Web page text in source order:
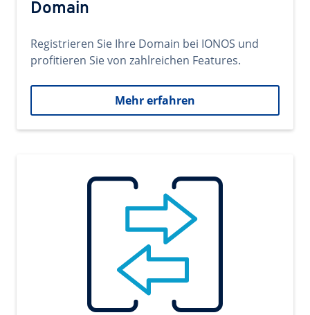
Domain
Registrieren Sie Ihre Domain bei IONOS und
profitieren Sie von zahlreichen Features.
Mehr erfahren